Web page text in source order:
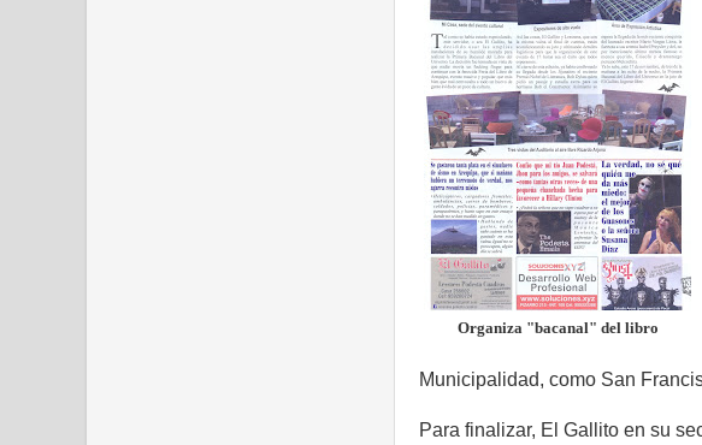
Organiza "bacanal" del libro
Municipalidad, como San
Para finalizar, El Gallito en su